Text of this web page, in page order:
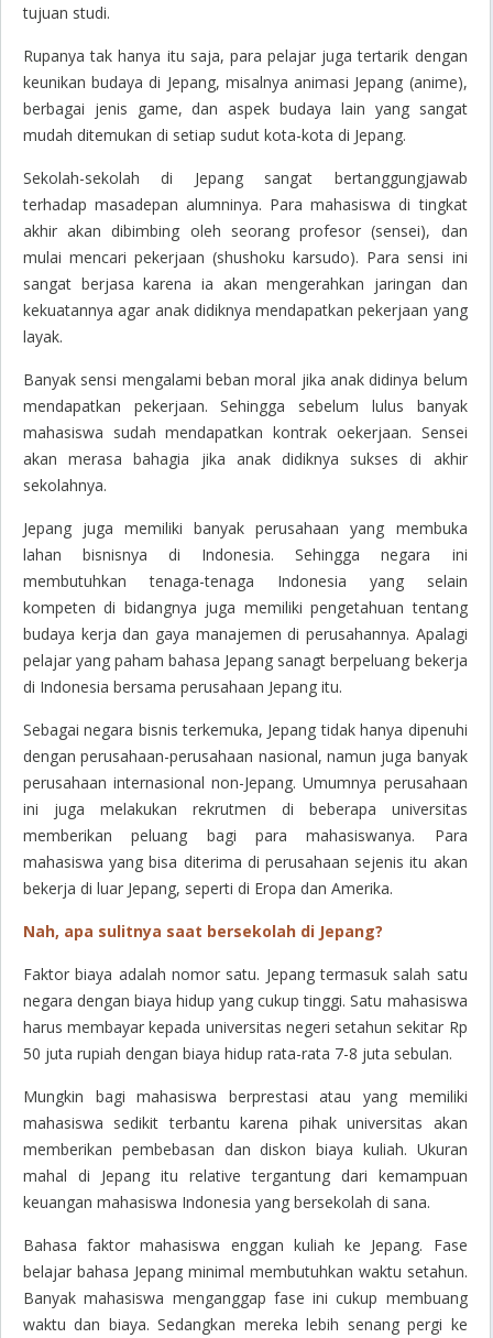
tujuan studi.
Rupanya tak hanya itu saja, para pelajar juga tertarik dengan
keunikan budaya di Jepang, misalnya animasi Jepang (anime),
berbagai jenis game, dan aspek budaya lain yang sangat
mudah ditemukan di setiap sudut kota-kota di Jepang.
Sekolah-sekolah di Jepang sangat bertanggungjawab
terhadap masadepan alumninya. Para mahasiswa di tingkat
akhir akan dibimbing oleh seorang profesor (sensei), dan
mulai mencari pekerjaan (shushoku karsudo). Para sensi ini
sangat berjasa karena ia akan mengerahkan jaringan dan
kekuatannya agar anak didiknya mendapatkan pekerjaan yang
layak.
Banyak sensi mengalami beban moral jika anak didinya belum
mendapatkan pekerjaan. Sehingga sebelum lulus banyak
mahasiswa sudah mendapatkan kontrak oekerjaan. Sensei
akan merasa bahagia jika anak didiknya sukses di akhir
sekolahnya.
Jepang juga memiliki banyak perusahaan yang membuka
lahan bisnisnya di Indonesia. Sehingga negara ini
membutuhkan tenaga-tenaga Indonesia yang selain
kompeten di bidangnya juga memiliki pengetahuan tentang
budaya kerja dan gaya manajemen di perusahannya. Apalagi
pelajar yang paham bahasa Jepang sanagt berpeluang bekerja
di Indonesia bersama perusahaan Jepang itu.
Sebagai negara bisnis terkemuka, Jepang tidak hanya dipenuhi
dengan perusahaan-perusahaan nasional, namun juga banyak
perusahaan internasional non-Jepang. Umumnya perusahaan
ini juga melakukan rekrutmen di beberapa universitas
memberikan peluang bagi para mahasiswanya. Para
mahasiswa yang bisa diterima di perusahaan sejenis itu akan
bekerja di luar Jepang, seperti di Eropa dan Amerika.
Nah, apa sulitnya saat bersekolah di Jepang?
Faktor biaya adalah nomor satu. Jepang termasuk salah satu
negara dengan biaya hidup yang cukup tinggi. Satu mahasiswa
harus membayar kepada universitas negeri setahun sekitar Rp
50 juta rupiah dengan biaya hidup rata-rata 7-8 juta sebulan.
Mungkin bagi mahasiswa berprestasi atau yang memiliki
mahasiswa sedikit terbantu karena pihak universitas akan
memberikan pembebasan dan diskon biaya kuliah. Ukuran
mahal di Jepang itu relative tergantung dari kemampuan
keuangan mahasiswa Indonesia yang bersekolah di sana.
Bahasa faktor mahasiswa enggan kuliah ke Jepang. Fase
belajar bahasa Jepang minimal membutuhkan waktu setahun.
Banyak mahasiswa menganggap fase ini cukup membuang
waktu dan biaya. Sedangkan mereka lebih senang pergi ke